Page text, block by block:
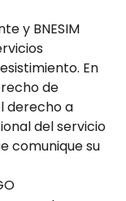
y BNESIM
En
de
derecho a
del servicio
comunique su